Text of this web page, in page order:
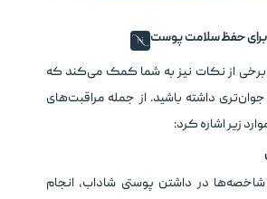
حفظ سلامت پوست
برخی از نکات نیز به شما کمک می‌کند که
داشته باشید. از جمله مراقبت‌های
زیر اشاره کرد:
در داشتن پوستی شاداب، انجام